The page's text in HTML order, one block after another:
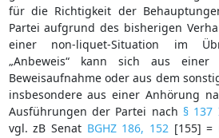
für die Richtigkeit der
Partei aufgrund des bisherigen
einer non-liquet-Situation im
„Anbeweis“ kann sich aus einer
Beweisaufnahme oder aus dem
insbesondere aus einer Anhörung
Ausführungen der Partei nach § 137
vgl. zB Senat BGHZ 186, 152 [155] =